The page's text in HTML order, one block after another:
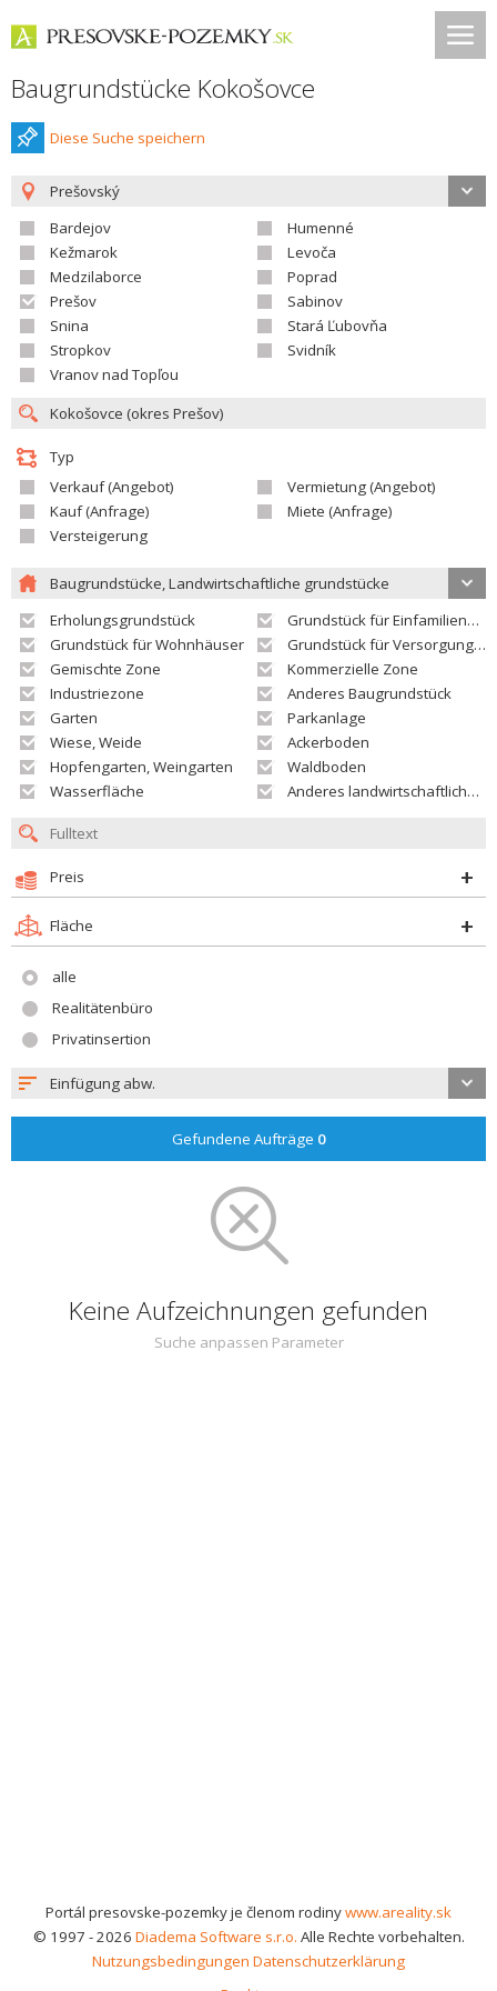
Baugrundstücke Kokošovce
Diese Suche speichern
Prešovský
Bardejov
Humenné
Kežmarok
Levoča
Medzilaborce
Poprad
Prešov
Sabinov
Snina
Stará Ľubovňa
Stropkov
Svidník
Vranov nad Topľou
Typ
Verkauf (Angebot)
Vermietung (Angebot)
Kauf (Anfrage)
Miete (Anfrage)
Versteigerung
Baugrundstücke, Landwirtschaftliche grundstücke
Erholungsgrundstück
Grundstück für Einfamilienhäuser
Grundstück für Wohnhäuser
Grundstück für Versorgungseinrichtungen
Gemischte Zone
Kommerzielle Zone
Industriezone
Anderes Baugrundstück
Garten
Parkanlage
Wiese, Weide
Ackerboden
Hopfengarten, Weingarten
Waldboden
Wasserfläche
Anderes landwirtschaftliches Grundstück
Preis
Fläche
alle
Realitätenbüro
Privatinsertion
Einfügung abw.
Gefundene Aufträge 0
Keine Aufzeichnungen gefunden
Suche anpassen Parameter
Portál presovske-pozemky je členom rodinywww.areality.sk
© 1997 - 2026 Diadema Software s.r.o. Alle Rechte vorbehalten.
Nutzungsbedingungen Datenschutzerklärung